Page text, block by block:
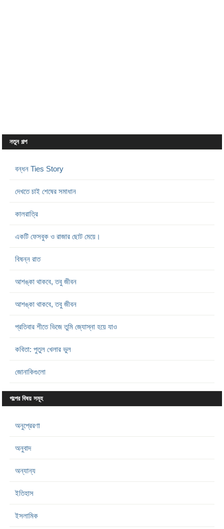
নতুন গল্প
বন্ধন Ties Story
দেখতে চাই শেষের সমাধান
কালরাত্রি
একটি ফেসবুক ও রাজার ছোট মেয়ে।
বিষন্ন রাত
আশঙ্কা থাকবে, তবু জীবন
আশঙ্কা থাকবে, তবু জীবন
প্রতিবার শীতে ভিজে তুমি জ্যোস্না হয়ে যাও
কবিতা: পুতুল খেলার ভুল
জোনাকিগুলো
গল্পের বিষয় সমূহ
অনুপ্রেরণা
অনুবাদ
অন্যান্য
ইতিহাস
ইসলামিক